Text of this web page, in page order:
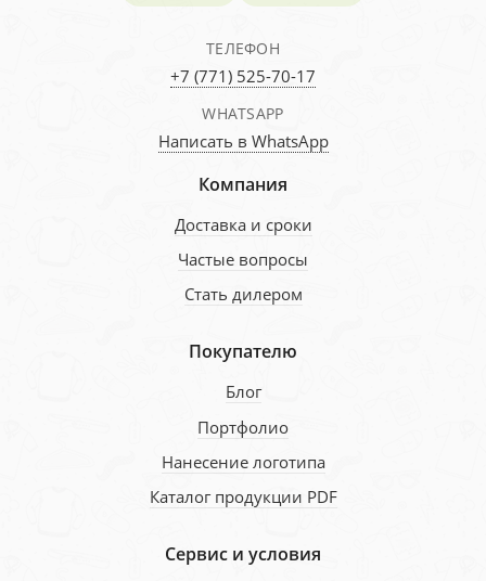
ТЕЛЕФОН
+7 (771) 525-70-17
WHATSAPP
Написать в WhatsApp
Компания
Доставка и сроки
Частые вопросы
Стать дилером
Покупателю
Блог
Портфолио
Нанесение логотипа
Каталог продукции PDF
Сервис и условия